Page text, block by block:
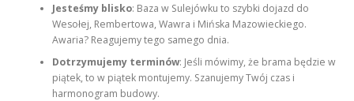
Jesteśmy blisko: Baza w Sulejówku to szybki dojazd do
Wesołej, Rembertowa, Wawra i Mińska Mazowieckiego.
Awaria? Reagujemy tego samego dnia.
Dotrzymujemy terminów: Jeśli mówimy, że brama będzie w
piątek, to w piątek montujemy. Szanujemy Twój czas i
harmonogram budowy.